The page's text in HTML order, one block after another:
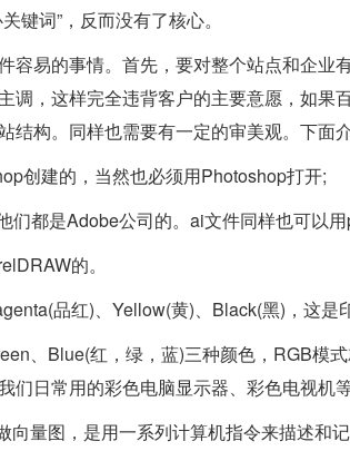
键词”，反而没有了核心。
容易的事情。首先，要对整个站点和企业
调，这样完全违背客户的主要意愿，如果
结构。同样也需要有一定的审美观。下面
创建的，当然也必须用Photoshop打开;
们都是Adobe公司的。ai文件同样也可以
的。
品红)、Yellow(黄)、Black(黑)，这是
、Blue(红，绿，蓝)三种颜色，RGB模
们日常用的彩色电脑显示器、彩色电视机
向量图，是用一系列计算机指令来描述和